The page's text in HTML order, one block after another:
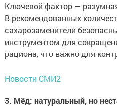
Ключевой фактор —
В рекомендованных
сахарозаменители
инструментом для
рациона, что важно для
Новости СМИ2
3. Мёд: натуральный, но